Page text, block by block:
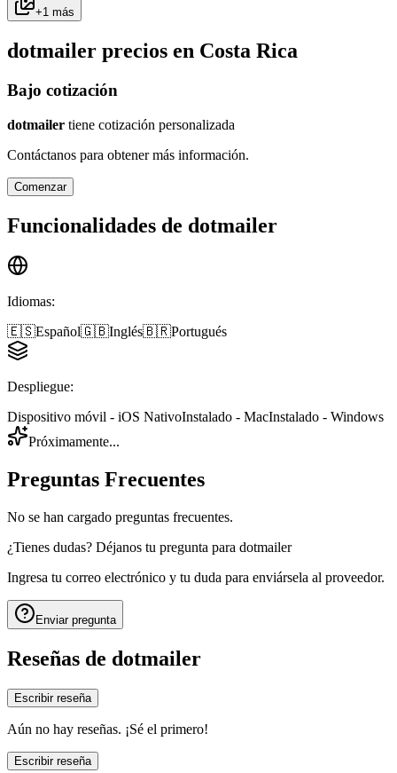
+1 más
dotmailer precios en Costa Rica
Bajo cotización
dotmailer tiene cotización personalizada
Contáctanos para obtener más información.
Comenzar
Funcionalidades de dotmailer
Idiomas:
🇪🇸Español🇬🇧Inglés🇧🇷Portugués
Despliegue:
Dispositivo móvil - iOS NativoInstalado - MacInstalado - Windows
Próximamente...
Preguntas Frecuentes
No se han cargado preguntas frecuentes.
¿Tienes dudas? Déjanos tu pregunta para dotmailer
Ingresa tu correo electrónico y tu duda para enviársela al proveedor.
Enviar pregunta
Reseñas de dotmailer
Escribir reseña
Aún no hay reseñas. ¡Sé el primero!
Escribir reseña